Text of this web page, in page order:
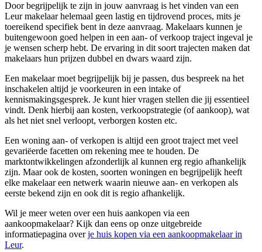
Door begrijpelijk te zijn in jouw aanvraag is het vinden van een
Leur makelaar helemaal geen lastig en tijdrovend proces, mits je
toereikend specifiek bent in deze aanvraag. Makelaars kunnen je
buitengewoon goed helpen in een aan- of verkoop traject ingeval je
je wensen scherp hebt. De ervaring in dit soort trajecten maken dat
makelaars hun prijzen dubbel en dwars waard zijn.
Een makelaar moet begrijpelijk bij je passen, dus bespreek na het
inschakelen altijd je voorkeuren in een intake of
kennismakingsgesprek. Je kunt hier vragen stellen die jij essentieel
vindt. Denk hierbij aan kosten, verkoopstrategie (of aankoop), wat
als het niet snel verloopt, verborgen kosten etc.
Een woning aan- of verkopen is altijd een groot traject met veel
gevariëerde facetten om rekening mee te houden. De
marktontwikkelingen afzonderlijk al kunnen erg regio afhankelijk
zijn. Maar ook de kosten, soorten woningen en begrijpelijk heeft
elke makelaar een netwerk waarin nieuwe aan- en verkopen als
eerste bekend zijn en ook dit is regio afhankelijk.
Wil je meer weten over een huis aankopen via een
aankoopmakelaar? Kijk dan eens op onze uitgebreide
informatiepagina overje huis kopen via een aankoopmakelaar in
Leur.